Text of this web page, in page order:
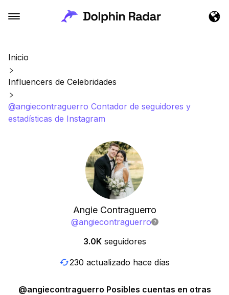
Inicio
Influencers de Celebridades
@angiecontraguerro Contador de seguidores y
estadísticas de Instagram
Angie Contraguerro
@angiecontraguerro
3.0K seguidores
230 actualizado hace días
@angiecontraguerro Posibles cuentas en otras